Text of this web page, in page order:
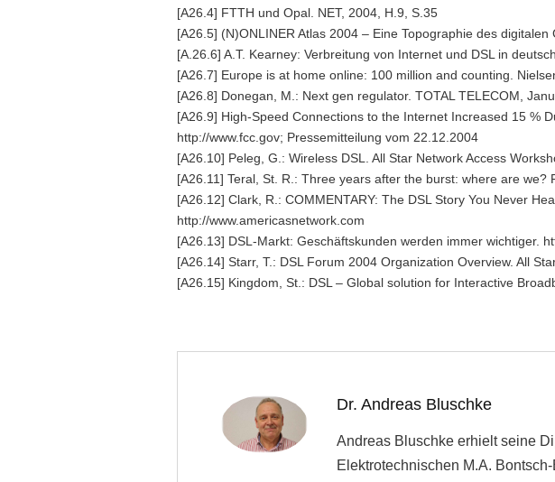
[A26.4] FTTH und Opal. NET, 2004, H.9, S.35
[A26.5] (N)ONLINER Atlas 2004 – Eine Topographie des
[A.26.6] A.T. Kearney: Verbreitung von Internet und DSL in
[A26.7] Europe is at home online: 100 million and counting.
[A26.8] Donegan, M.: Next gen regulator. TOTAL TELECOM,
[A26.9] High-Speed Connections to the Internet Increased 15 %
http://www.fcc.gov; Pressemitteilung vom 22.12.2004
[A26.10] Peleg, G.: Wireless DSL. All Star Network Access
[A26.11] Teral, St. R.: Three years after the burst: where are
[A26.12] Clark, R.: COMMENTARY: The DSL Story You Never
http://www.americasnetwork.com
[A26.13] DSL-Markt: Geschäftskunden werden immer wichtiger.
[A26.14] Starr, T.: DSL Forum 2004 Organization Overview. All
[A26.15] Kingdom, St.: DSL – Global solution for Interactive
Dr. Andreas Bluschke
Andreas Bluschke erhielt seine
Elektrotechnischen M.A.